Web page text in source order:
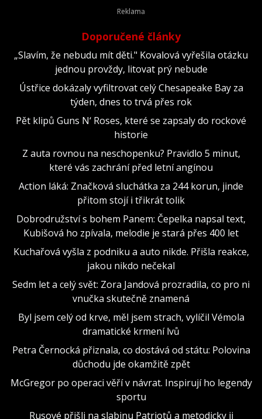
Doporučené články
„Slavím, že nebudu mít děti." Kovalová vyřešila otázku
jednou provždy, litovat prý nebude
Ústřice dokázaly vyfiltrovat celý Chesapeake Bay za
týden, dnes to trvá přes rok
Pět klipů Guns N‘ Roses, které se zapsaly do rockové
historie
Z auta rovnou na neschopenku? Pravidlo 5 minut,
které vás zachrání před letní angínou
Action láká: Značková sluchátka za 244 korun, jinde
přitom stojí i třikrát tolik
Dobrodružství s bohem Panem: Čepelka napsal text,
Kubišová ho zpívala, melodie je stará přes 400 let
Kuchařová vyšla z podniku a auto nikde. Přišla reakce,
jakou nikdo nečekal
Sedm let a celý svět: Zora Jandová prozradila, co pro ni
vnučka skutečně znamená
Byl jsem celý od krve, měl jsem strach, vylíčil Vémola
dramatické krmení lvů
Petra Černocká přiznala, co dostává od státu: Polovina
důchodu jde okamžitě zpět
McGregor po operaci věří v návrat. Inspirují ho legendy
sportu
Rusové přišli na slabinu Patriotů a metodicky ji